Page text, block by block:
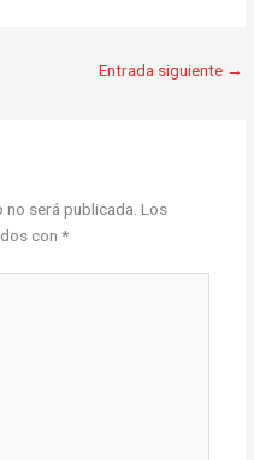
Entrada siguiente →
será publicada. Los
con *